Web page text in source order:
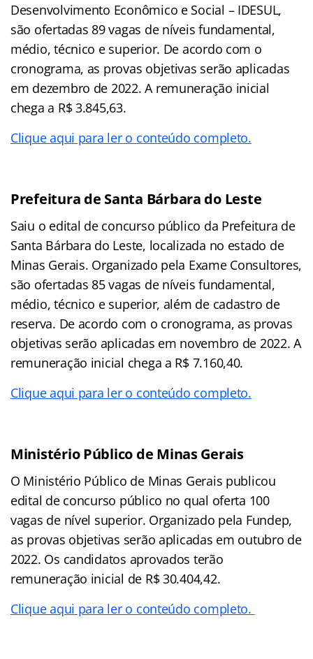
Desenvolvimento Econômico e Social – IDESUL,
são ofertadas 89 vagas de níveis fundamental,
médio, técnico e superior. De acordo com o
cronograma, as provas objetivas serão aplicadas
em dezembro de 2022. A remuneração inicial
chega a R$ 3.845,63.
Clique aqui para ler o conteúdo completo.
Prefeitura de Santa Bárbara do Leste
Saiu o edital de concurso público da Prefeitura de
Santa Bárbara do Leste, localizada no estado de
Minas Gerais. Organizado pela Exame Consultores,
são ofertadas 85 vagas de níveis fundamental,
médio, técnico e superior, além de cadastro de
reserva. De acordo com o cronograma, as provas
objetivas serão aplicadas em novembro de 2022. A
remuneração inicial chega a R$ 7.160,40.
Clique aqui para ler o conteúdo completo.
Ministério Público de Minas Gerais
O Ministério Público de Minas Gerais publicou
edital de concurso público no qual oferta 100
vagas de nível superior. Organizado pela Fundep,
as provas objetivas serão aplicadas em outubro de
2022. Os candidatos aprovados terão
remuneração inicial de R$ 30.404,42.
Clique aqui para ler o conteúdo completo.